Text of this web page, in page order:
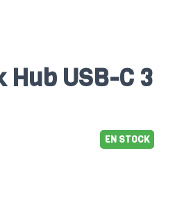
USB-C 3
EN STOCK